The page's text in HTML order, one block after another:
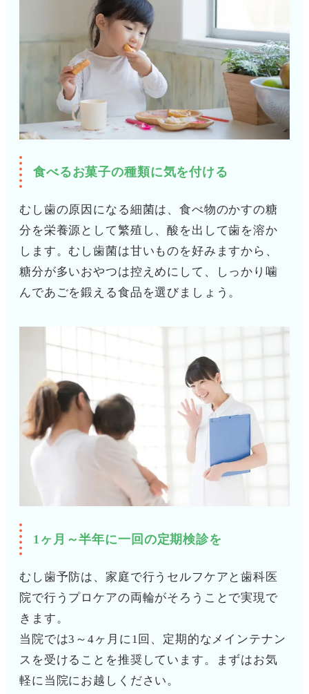
食べるお菓子の種類に気を付ける
むし歯の原因になる細菌は、食べ物のかすの糖
分を栄養源として繁殖し、酸を出して歯を溶か
します。むし歯菌は甘いものを好みますから、
糖分が多いおやつは控えめにして、しっかり噛
んであごを鍛える食品を選びましょう。
1ヶ月～半年に一回の定期検診を
むし歯予防は、家庭で行うセルフケアと歯科医
院で行うプロケアの両輪がそろうことで実現で
きます。
当院では3～4ヶ月に1回、定期的なメインテナン
スを受けることを推奨しています。まずはお気
軽に当院にお越しください。